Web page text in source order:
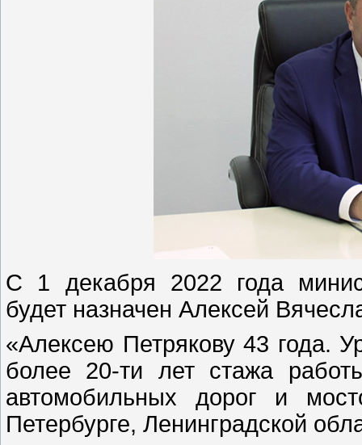
С 1 декабря 2022 года
будет назначен Алексей
«Алексею Петрякову 43 года.
более 20-ти лет стажа
автомобильных дорог и
Петербурге, Ленинградской